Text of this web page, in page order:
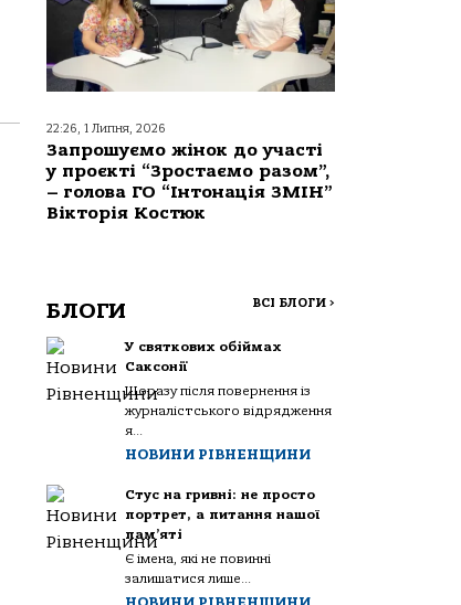
22:26, 1 Липня, 2026
Запрошуємо жінок до участі
у проєкті “Зростаємо разом”,
– голова ГО “Інтонація ЗМІН”
Вікторія Костюк
БЛОГИ ВСІ БЛОГИ >
У святкових обіймах
Саксонії
Щоразу після повернення із
журналістського відрядження
я...
НОВИНИ РІВНЕНЩИНИ
Стус на гривні: не просто
портрет, а питання нашої
пам’яті
Є імена, які не повинні
залишатися лише...